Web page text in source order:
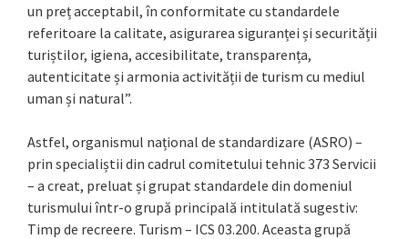
un preț acceptabil, în conformitate cu standardele
referitoare la calitate, asigurarea siguranței și securității
turiștilor, igiena, accesibilitate, transparența,
autenticitate și armonia activității de turism cu mediul
uman și natural”.
Astfel, organismul național de standardizare (ASRO) –
prin specialiștii din cadrul comitetului tehnic 373 Servicii
– a creat, preluat și grupat standardele din domeniul
turismului într-o grupă principală intitulată sugestiv:
Timp de recreere. Turism – ICS 03.200. Aceasta grupă